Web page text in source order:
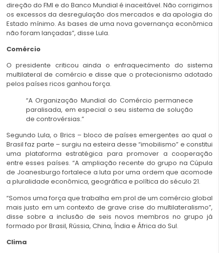
direção do FMI e do Banco Mundial é inaceitável. Não corrigimos
os excessos da desregulação dos mercados e da apologia do
Estado mínimo. As bases de uma nova governança econômica
não foram lançadas”, disse Lula.
Comércio
O presidente criticou ainda o enfraquecimento do sistema
multilateral de comércio e disse que o protecionismo adotado
pelos países ricos ganhou força.
“A Organização Mundial do Comércio permanece
paralisada, em especial o seu sistema de solução
de controvérsias.”
Segundo Lula, o Brics – bloco de países emergentes ao qual o
Brasil faz parte – surgiu na esteira desse “imobilismo” e constitui
uma plataforma estratégica para promover a cooperação
entre esses países. “A ampliação recente do grupo na Cúpula
de Joanesburgo fortalece a luta por uma ordem que acomode
a pluralidade econômica, geográfica e política do século 21.
“Somos uma força que trabalha em prol de um comércio global
mais justo em um contexto de grave crise do multilateralismo”,
disse sobre a inclusão de seis novos membros no grupo já
formado por Brasil, Rússia, China, Índia e África do Sul.
Clima